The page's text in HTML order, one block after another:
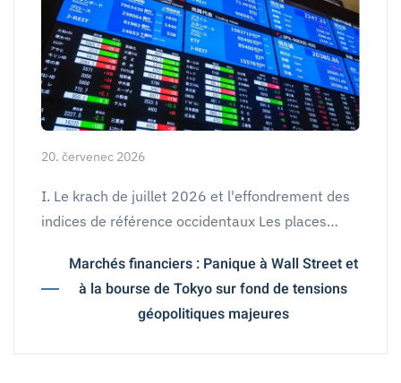
20. červenec 2026
I. Le krach de juillet 2026 et l'effondrement des
indices de référence occidentaux Les places…
Marchés financiers : Panique à Wall Street et
à la bourse de Tokyo sur fond de tensions
géopolitiques majeures